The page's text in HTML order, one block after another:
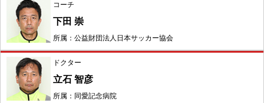
コーチ
下田 崇
所属：公益財団法人日本サッカー協会
ドクター
立石 智彦
所属：同愛記念病院